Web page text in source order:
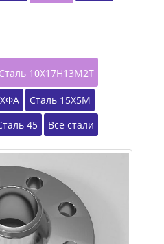
Сталь 10Х17Н13М2Т
Сталь 15Х5М
45 Все стали